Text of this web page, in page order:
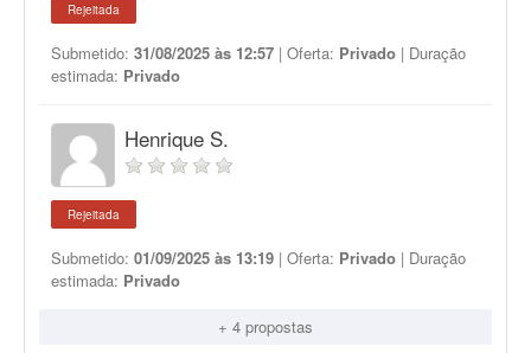
Rejeitada
Submetido: 31/08/2025 às 12:57 | Oferta: Privado | Duração
estimada: Privado
Henrique S.
Rejeitada
Submetido: 01/09/2025 às 13:19 | Oferta: Privado | Duração
estimada: Privado
+ 4 propostas